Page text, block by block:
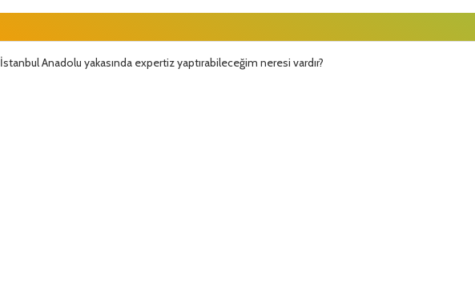
İstanbul Anadolu yakasında expertiz yaptırabileceğim neresi vardır?